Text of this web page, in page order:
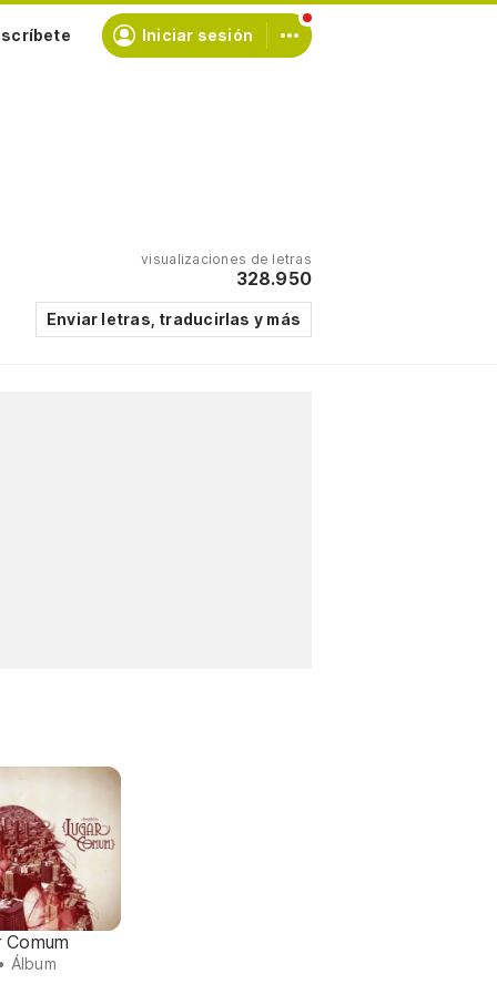
Iniciar sesión
visualizaciones de letras
328.950
Enviar letras, traducirlas y más
Comum
Álbum